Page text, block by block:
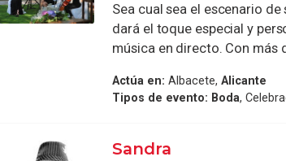
Sea cual sea el escenario de
dará el toque especial y
música en directo. Con más
Actúa en: Albacete,Alicante
Tipos de evento: Boda,
Sandra